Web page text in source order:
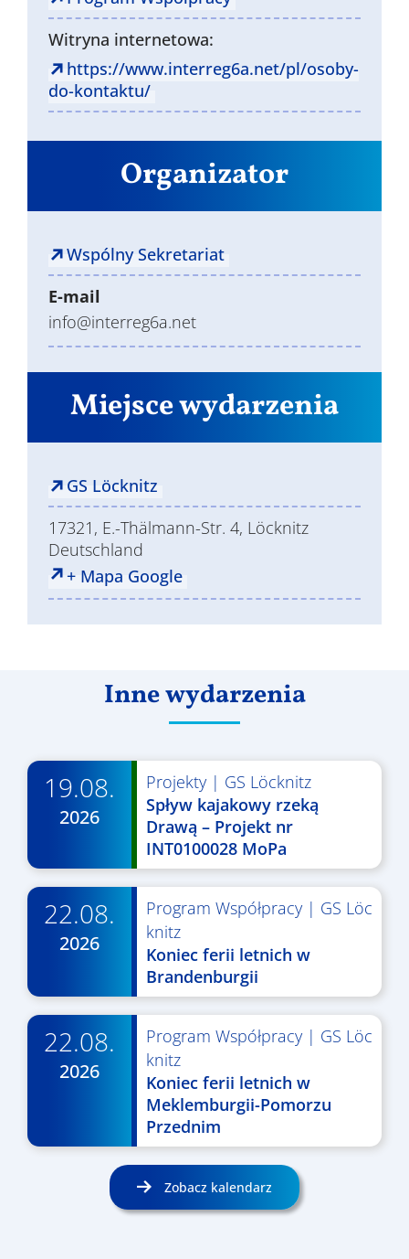
Witryna internetowa:
https://www.interreg6a.net/pl/osoby-
do-kontaktu/
Miejsce wydarzenia
GS Löcknitz
17321, E.-Thälmann-Str. 4, Löcknitz
Deutschland
+ Mapa Google
Organizator
Wspólny Sekretariat
E-mail
info@interreg6a.net
Inne wydarzenia
19.08.
2026
Projekty| GS Löcknitz
Spływ kajakowy rzeką
Drawą – Projekt nr
INT0100028 MoPa
22.08.
2026
Program Współpracy| GS Löc
knitz
Koniec ferii letnich w
Brandenburgii
22.08.
2026
Program Współpracy| GS Löc
knitz
Koniec ferii letnich w
Meklemburgii-Pomorzu
Przednim
Zobacz kalendarz